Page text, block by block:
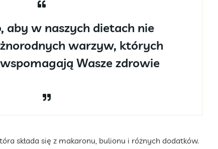
aby w naszych dietach nie
warzyw, których
Wasze zdrowie
składa się z makaronu, bulionu i różnych dodatków.